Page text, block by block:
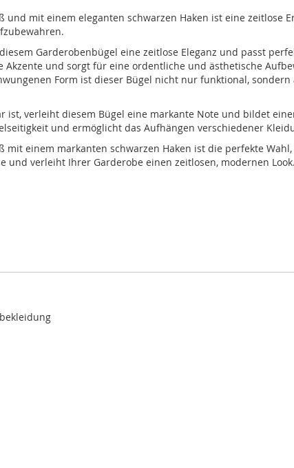
mit einem eleganten schwarzen Haken ist eine zeitlose
Garderobenbügel eine zeitlose Eleganz und passt
und sorgt für eine ordentliche und ästhetische
Form ist dieser Bügel nicht nur funktional,
ist, verleiht diesem Bügel eine markante Note und bildet
und ermöglicht das Aufhängen verschiedener
mit einem markanten schwarzen Haken ist die perfekte
und verleiht Ihrer Garderobe einen zeitlosen, modernen Look.